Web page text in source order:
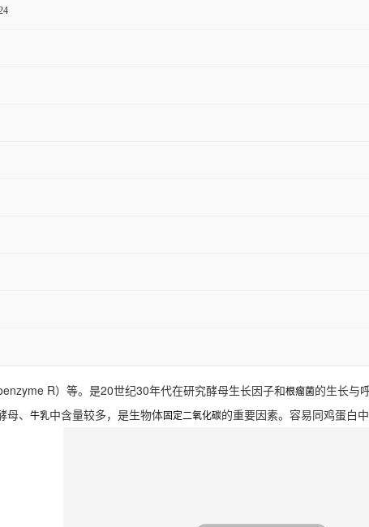
R）等。是20世纪30年代在研究酵母生长因子和根瘤菌的生长与
、 牛乳中含量较多，是生物体固定二氧化碳的重要因素。容易同鸡蛋白